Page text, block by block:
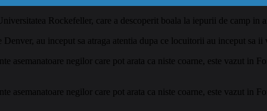
Rockefeller, care a descoperit boala la iepurii de camp in
au inceput sa atraga atentia dupa ce locuitorii au inceput sa ii
asemanatoare negilor care pot arata ca niste coarne, este vazut in
asemanatoare negilor care pot arata ca niste coarne, este vazut in